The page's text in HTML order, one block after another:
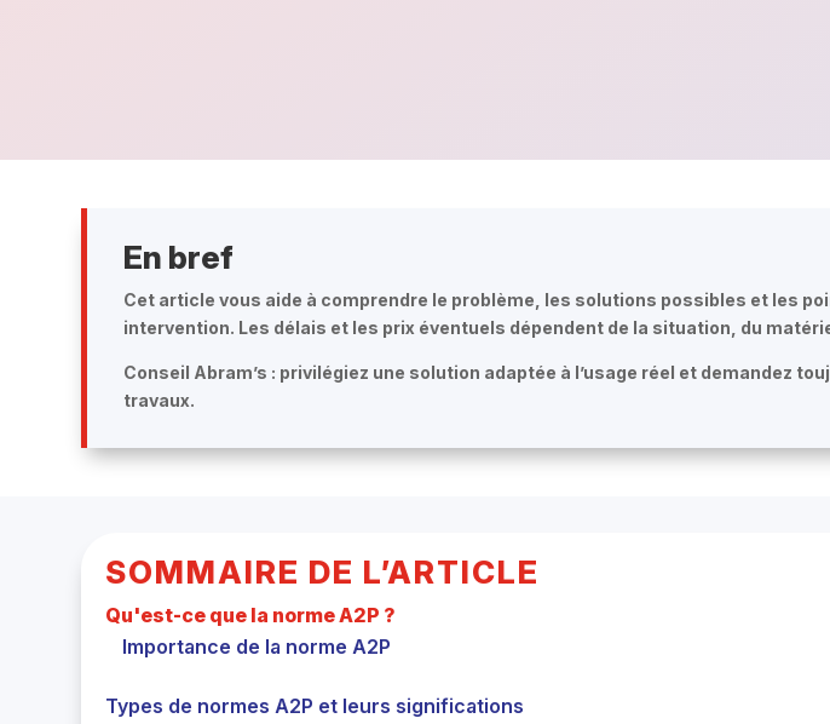
En bref
Cet article vous aide à comprendre le problème, les solutions possibles et les
intervention. Les délais et les prix éventuels dépendent de la situation, du
Conseil Abram’s : privilégiez une solution adaptée à l’usage réel et demandez
travaux.
SOMMAIRE DE L’ARTICLE
Qu'est-ce que la norme A2P ?
Importance de la norme A2P
Types de normes A2P et leurs significations